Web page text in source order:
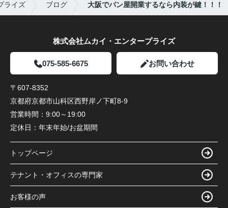
ライズ ブログ 大阪でパン屋開業するなら内装が鍵！！！
株式会社ムカイ・エンタープライズ
075-585-6675 お問い合わせ
〒607-8352
京都府京都市山科区西野岸ノ下町8-9
営業時間： 9:00～19:00
定休日： 年末年始/お盆期間
トップページ
テナント・オフィスの専門家
お客様の声